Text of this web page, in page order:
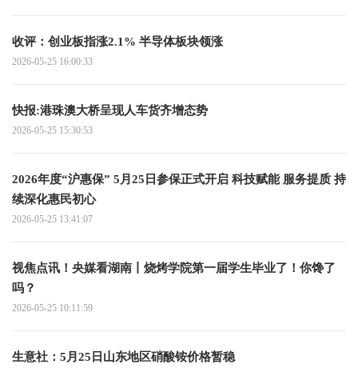
收评：创业板指涨2.1% 半导体板块领涨
2026-05-25 16:00:33
快报:港珠澳大桥呈现人车货齐增态势
2026-05-25 15:30:53
2026年度“沪惠保” 5月25日参保正式开启 科技赋能 服务提质 持
续深化惠民初心
2026-05-25 13:41:07
视焦点讯！央媒看湖南丨烧烤学院第一届学生毕业了！你馋了
吗？
2026-05-25 10:11:59
生意社：5月25日山东地区硝酸铵价格暂稳